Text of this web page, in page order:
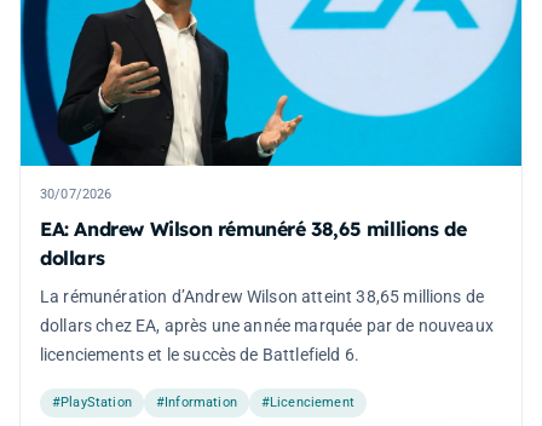
30/07/2026
EA: Andrew Wilson rémunéré 38,65 millions de
dollars
La rémunération d’Andrew Wilson atteint 38,65 millions de
dollars chez EA, après une année marquée par de nouveaux
licenciements et le succès de Battlefield 6.
#PlayStation #Information #Licenciement